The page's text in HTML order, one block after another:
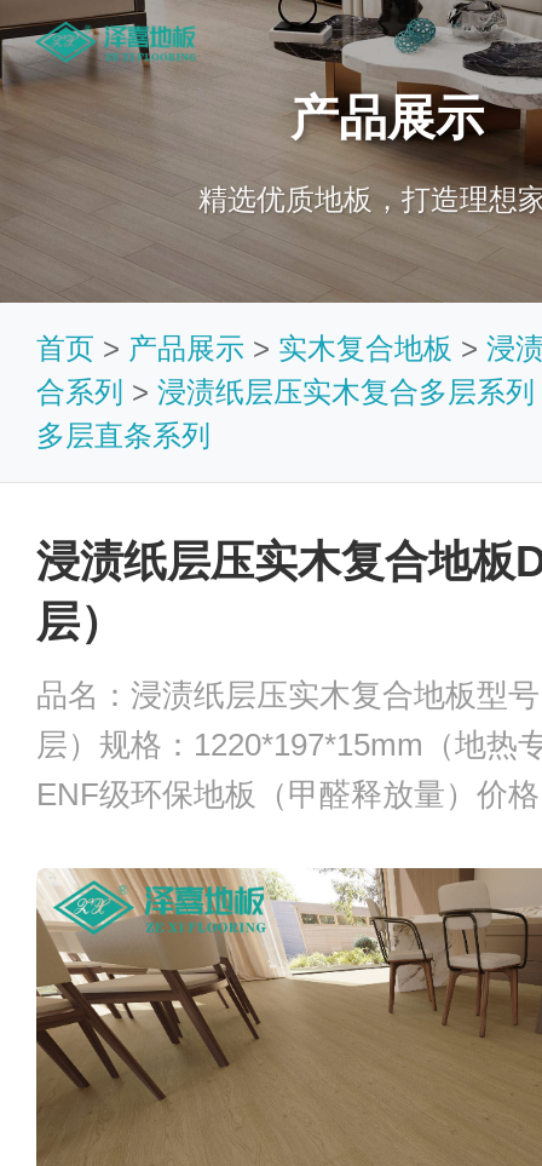
产品展示
精选优质地板，打造理想
首页 > 产品展示 > 实木复合地板 > 浸
合系列 > 浸渍纸层压实木复合多层系列
多层直条系列
浸渍纸层压实木复合地板
层）
品名：浸渍纸层压实木复合地板型
层）规格：1220*197*15mm（地热
ENF级环保地板（甲醛释放量）价